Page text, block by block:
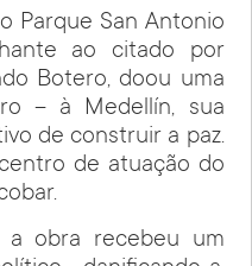
Parque San Antonio
ao citado por
Botero, doou uma
– à Medellín, sua
de construir a paz.
de atuação do
a obra recebeu um